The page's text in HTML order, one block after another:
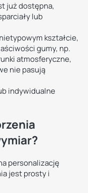
już dostępna,
lub
kształcie,
gumy, np.
atmosferyczne,
nie pasują
indywidualne
personalizację
jest prosty i